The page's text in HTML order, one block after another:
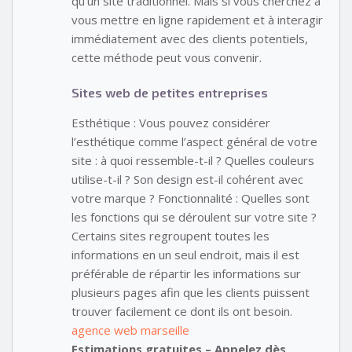
vous mettre en ligne rapidement et à interagir
immédiatement avec des clients potentiels,
cette méthode peut vous convenir.
Sites web de petites entreprises
Esthétique : Vous pouvez considérer
l’esthétique comme l’aspect général de votre
site : à quoi ressemble-t-il ? Quelles couleurs
utilise-t-il ? Son design est-il cohérent avec
votre marque ? Fonctionnalité : Quelles sont
les fonctions qui se déroulent sur votre site ?
Certains sites regroupent toutes les
informations en un seul endroit, mais il est
préférable de répartir les informations sur
plusieurs pages afin que les clients puissent
trouver facilement ce dont ils ont besoin.
agence web marseille
Estimations gratuites – Appelez dès